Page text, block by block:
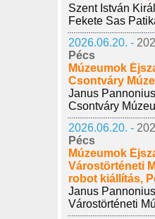
Szent István
Fekete Sas
2026.06.20. -
Pécs
Múzeumok
Csontváry
Janus
Csontváry
2026.06.20. -
Pécs
Múzeumok
Várostörténeti
robot kiállítás,
Janus
Várostörténeti